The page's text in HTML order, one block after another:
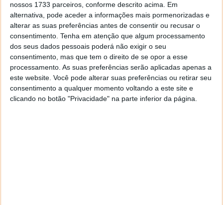
nossos 1733 parceiros, conforme descrito acima. Em
alternativa, pode aceder a informações mais pormenorizadas e
alterar as suas preferências antes de consentir ou recusar o
consentimento. Tenha em atenção que algum processamento
dos seus dados pessoais poderá não exigir o seu
consentimento, mas que tem o direito de se opor a esse
processamento. As suas preferências serão aplicadas apenas a
este website. Você pode alterar suas preferências ou retirar seu
consentimento a qualquer momento voltando a este site e
clicando no botão "Privacidade" na parte inferior da página.